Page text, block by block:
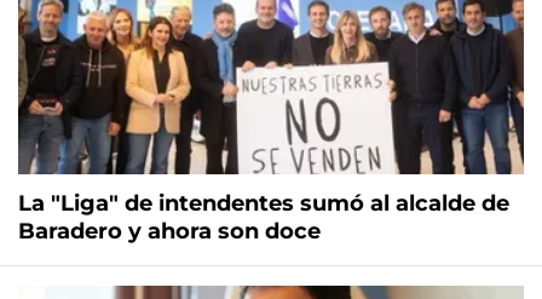
La "Liga" de intendentes sumó al alcalde de
Baradero y ahora son doce